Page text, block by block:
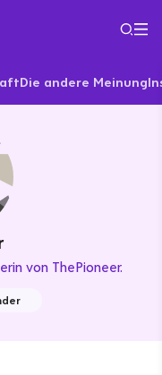
Die andere Meinung
von ThePioneer.